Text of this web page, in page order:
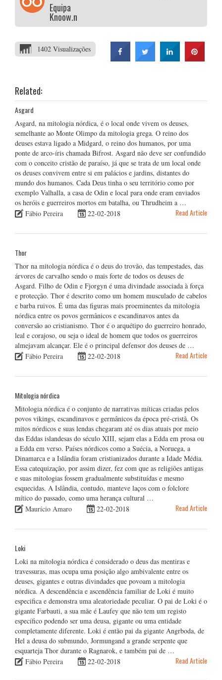
Equipa
Knoow.net
1402 Visualizações
Related:
Asgard
Asgard, na mitologia nórdica, é o local onde vivem os deuses,
semelhante ao Monte Olimpo da mitologia grega. O reino dos
deuses estava ligado a Midgard, o reino dos humanos, por uma
ponte de arco-íris chamada Bifrost. Asgard não deve ser confundido
com o conceito cristão de paraíso, já que se trata de um local onde
os deuses convivem entre si em palácios e jardins, distantes do
mundo dos humanos. Cada Deus tinha o seu território como por
exemplo Valhalla, a casa de Odin e local para onde eram enviados
os heróis e guerreiros mortos em batalha, ou Thrudheim a …
Fábio Pereira
22-02-2018 Read Article
Thor
Thor na mitologia nórdica é o deus do trovão, das tempestades, das
árvores de carvalho sendo o mais forte de todos os deuses de
Asgard. Filho de Odin e Fjorgyn é uma divindade associada à força
e protecção. Thor é descrito como um homem musculado de cabelos
e barba ruivos. É uma das figuras mais proeminentes da mitologia
nórdica entre os povos germânicos e escandinavos antes da
conversão ao cristianismo. Thor é o arquétipo do guerreiro honrado,
leal e corajoso, ou seja o ideal de homem que todos os guerreiros
almejavam alcançar. Ele é o principal defensor dos deuses de …
Fábio Pereira
22-02-2018 Read Article
Mitologia nórdica
Mitologia nórdica é o conjunto de narrativas míticas criadas pelos
povos vikings, escandinavos e germânicos da época pré-cristã. Os
mitos nórdicos e suas lendas chegaram até os dias atuais por meio
das Eddas islandesas do século XIII, sejam elas a Edda em prosa ou
a Edda em verso. Países nórdicos como a Suécia, a Noruega, a
Dinamarca e a Islândia foram cristianizados durante a Idade Média.
Essa catequização, por assim dizer, fez com que as religiões antigas
e suas mitologias fossem gradualmente substituídas e mesmo
esquecidas. A Islândia, contudo, manteve laços com o folclore
mítico do passado, como uma herança cultural …
Maurício Amaro
22-02-2018 Read Article
Loki
Loki na mitologia nórdica é considerado o deus das mentiras e
travessuras, mas ocupa uma posição algo ambivalente entre os
deuses, gigantes e outras divindades que povoam a mitologia
nórdica. A descendência e ascendência familiar de Loki é muito
especifica e demonstra uma aleatoriedade peculiar. O pai de Loki é o
gigante Farbauti, a sua mãe é Laufey que não tem um registo
específico podendo ser uma deusa, gigante ou uma entidade
completamente diferente. Loki é então pai da gigante Angrboda, de
Hel a deusa do submundo, Jormungand a grande serpente que
esquarteja Thor durante o Ragnarok, e também pai de …
Fábio Pereira
22-02-2018 Read Article